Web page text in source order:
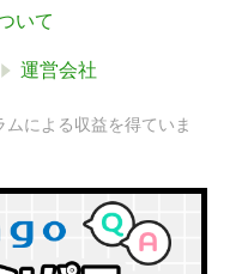
いて
運営会社
による収益を得ていま